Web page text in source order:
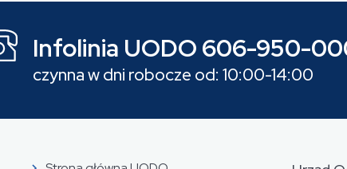
Infolinia UODO 606-950-
czynna w dni robocze od: 10:00-14:00